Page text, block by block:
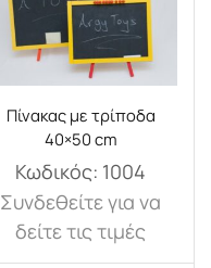
Πίνακας με τρίποδα
40×50 cm
Κωδικός: 1004
Συνδεθείτε για να
δείτε τις τιμές